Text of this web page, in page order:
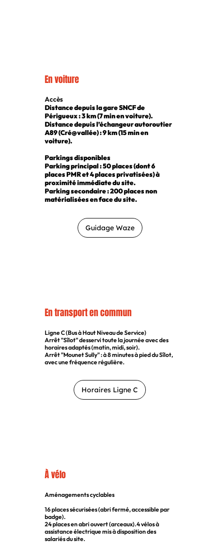
En voiture
Accès
Distance depuis la gare SNCF de
Périgueux : 3 km (7 min en voiture).
Distance depuis l’échangeur autoroutier
A89 (Cré@vallée) : 9 km (15 min en
voiture).
Parkings disponibles
Parking principal : 50 places (dont 6
places PMR et 4 places privatisées) à
proximité immédiate du site.
Parking secondaire : 200 places non
matérialisées en face du site.
Guidage Waze
En transport en commun
Ligne C (Bus à Haut Niveau de Service)
Arrêt "Sîlot" desservi toute la journée avec des
horaires adaptés (matin, midi, soir).
Arrêt "Mounet Sully" : à 8 minutes à pied du Sîlot,
avec une fréquence régulière.​
Horaires Ligne C
À vélo
Aménagements cyclables
16 places sécurisées (abri fermé, accessible par
badge).
24 places en abri ouvert (arceaux).4 vélos à
assistance électrique mis à disposition des
salariés du site.